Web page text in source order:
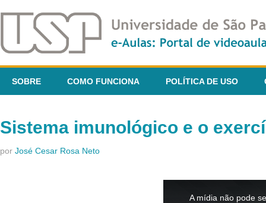
SOBRE COMO FUNCIONA POLÍTICA DE USO
Sistema imunológico e o
por José Cesar Rosa Neto
A mídia não pode